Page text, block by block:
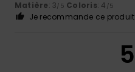
Matière: 3/5 Coloris: 4 /5
Je recommande ce produit
5